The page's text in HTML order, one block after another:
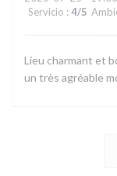
Servicio : 4/5
Lieu charmant et
un très agréable